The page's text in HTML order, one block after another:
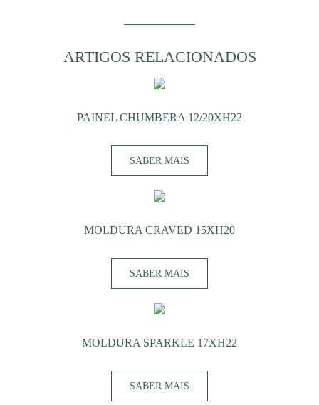
ARTIGOS RELACIONADOS
PAINEL CHUMBERA 12/20XH22
SABER MAIS
MOLDURA CRAVED 15XH20
SABER MAIS
MOLDURA SPARKLE 17XH22
SABER MAIS